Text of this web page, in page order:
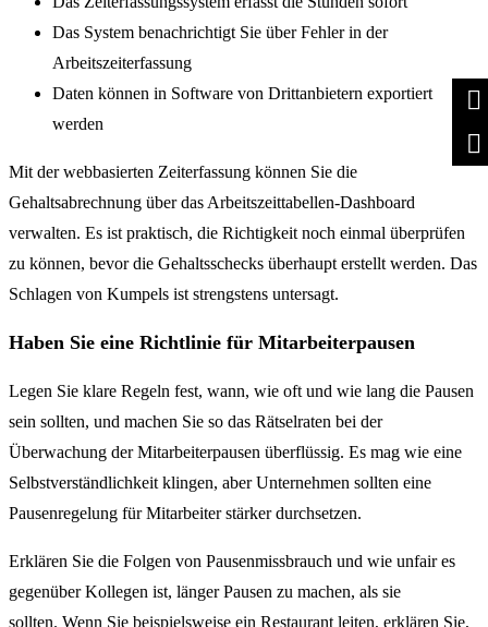
Das System benachrichtigt Sie über Fehler in der
Arbeitszeiterfassung
Daten können in Software von Drittanbietern exportiert
werden
Mit der webbasierten Zeiterfassung können Sie die
Gehaltsabrechnung über das Arbeitszeittabellen-Dashboard
verwalten. Es ist praktisch, die Richtigkeit noch einmal überprüfen
zu können, bevor die Gehaltsschecks überhaupt erstellt werden. Das
Schlagen von Kumpels ist strengstens untersagt.
Haben Sie eine Richtlinie für Mitarbeiterpausen
Legen Sie klare Regeln fest, wann, wie oft und wie lang die Pausen
sein sollten, und machen Sie so das Rätselraten bei der
Überwachung der Mitarbeiterpausen überflüssig. Es mag wie eine
Selbstverständlichkeit klingen, aber Unternehmen sollten eine
Pausenregelung für Mitarbeiter stärker durchsetzen.
Erklären Sie die Folgen von Pausenmissbrauch und wie unfair es
gegenüber Kollegen ist, länger Pausen zu machen, als sie
sollten. Wenn Sie beispielsweise ein Restaurant leiten, erklären Sie,